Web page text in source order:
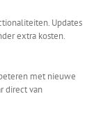
Updates
extra kosten.
met nieuwe
direct van